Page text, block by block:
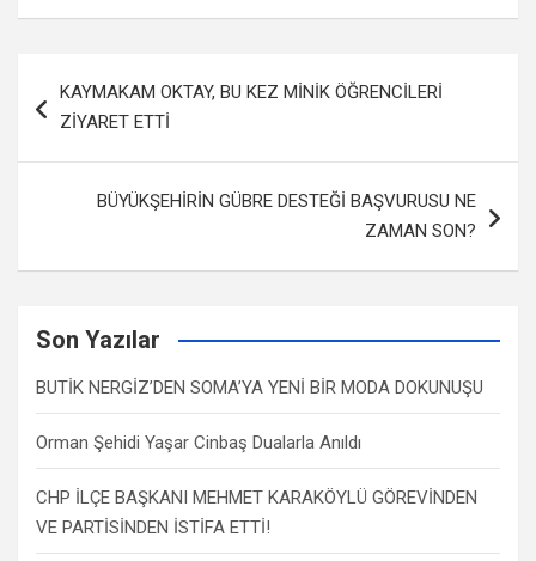
dolaşımı
KAYMAKAM OKTAY, BU KEZ MİNİK ÖĞRENCİLERİ
ZİYARET ETTİ
BÜYÜKŞEHİRİN GÜBRE DESTEĞİ BAŞVURUSU NE
ZAMAN SON?
Son Yazılar
BUTİK NERGİZ’DEN SOMA’YA YENİ BİR MODA DOKUNUŞU
Orman Şehidi Yaşar Cinbaş Dualarla Anıldı
CHP İLÇE BAŞKANI MEHMET KARAKÖYLÜ GÖREVİNDEN
VE PARTİSİNDEN İSTİFA ETTİ!